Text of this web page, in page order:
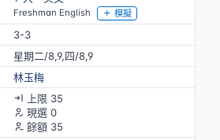
Freshman English 模擬
3-3
星期二/8,9,四/8,9
林玉梅
上限 35
現選 0
餘額 35